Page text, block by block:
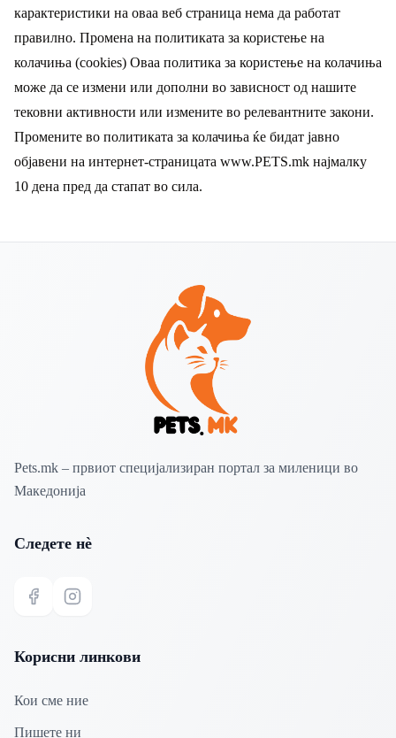
карактеристики на оваа веб страница нема да работат
правилно. Промена на политиката за користење на
колачиња (cookies) Оваа политика за користење на колачиња
може да се измени или дополни во зависност од нашите
тековни активности или измените во релевантните закони.
Промените во политиката за колачиња ќе бидат јавно
објавени на интернет-страницатa www.PETS.mk најмалку
10 дена пред да стапат во сила.
Pets.mk – првиот специјализиран портал за миленици во
Македонија
Следете нѐ
Корисни линкови
Кои сме ние
Пишете ни